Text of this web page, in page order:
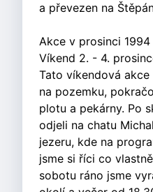
a převezen na
Akce v prosinci 1994
Víkend 2. - 4.
Tato víkendová
na pozemku,
plotu a pekárny. Po
odjeli na chatu
jezeru, kde na
jsme si říci co
sobotu ráno jsme